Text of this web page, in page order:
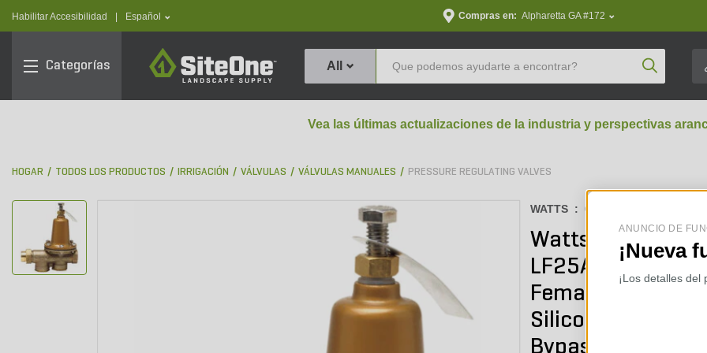
Habilitar Accesibilidad text.language
Español Compras en: Alpharetta GA #172
Categorías
SiteOne
All Product
Vea las últimas actualizaciones de la industria y perspectivas
HOGAR TODOS LOS PRODUCTOS IRRIGACIÓN VÁLVULAS VÁLVULAS MANUALES PRESSURE REGULATING VALVES
WATTS : 0009329
Watts Pressure
LF25AUB-Z3
Female 75 PSI -
Silicon Alloy w/
Bypass & Lead
ANUNCIO DE
¡Nueva
¡Los detalles del